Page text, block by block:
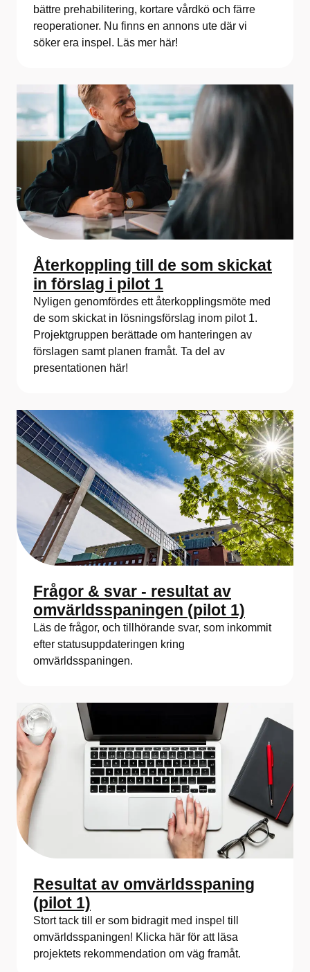
bättre prehabilitering, kortare vårdkö och färre
reoperationer. Nu finns en annons ute där vi
söker era inspel. Läs mer här!
Återkoppling till de som skickat
in förslag i pilot 1
Nyligen genomfördes ett återkopplingsmöte med
de som skickat in lösningsförslag inom pilot 1.
Projektgruppen berättade om hanteringen av
förslagen samt planen framåt. Ta del av
presentationen här!
Frågor & svar - resultat av
omvärldsspaningen (pilot 1)
Läs de frågor, och tillhörande svar, som inkommit
efter statusuppdateringen kring
omvärldsspaningen.
Resultat av omvärldsspaning
(pilot 1)
Stort tack till er som bidragit med inspel till
omvärldsspaningen! Klicka här för att läsa
projektets rekommendation om väg framåt.